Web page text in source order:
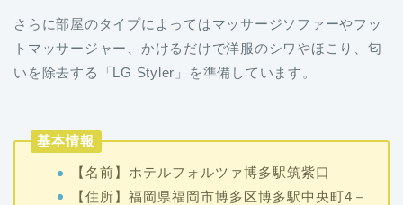
さらに部屋のタイプによってはマッサージソファーやフッ
トマッサージャー、かけるだけで洋服のシワやほこり、匂
いを除去する「LG Styler」を準備しています。
基本情報
【名前】ホテルフォルツァ博多駅筑紫口
【住所】福岡県福岡市博多区博多駅中央町4－